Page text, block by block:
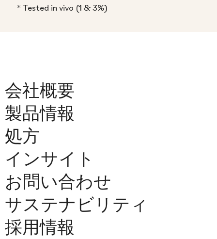
* Tested in vivo (1 & 3%)
会社概要
製品情報
処方
インサイト
お問い合わせ
サステナビリティ
採用情報